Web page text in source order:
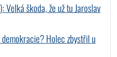
Velká škoda, že už tu Jaroslav
Holec zbystřil u